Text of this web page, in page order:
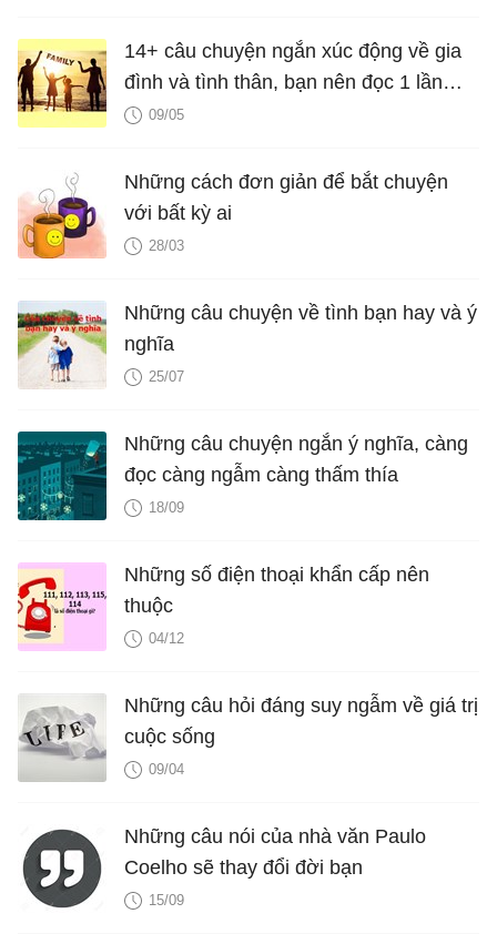
14+ câu chuyện ngắn xúc động về gia
đình và tình thân, bạn nên đọc 1 lần
trong đời
09/05
Những cách đơn giản để bắt chuyện
với bất kỳ ai
28/03
Những câu chuyện về tình bạn hay và ý
nghĩa
25/07
Những câu chuyện ngắn ý nghĩa, càng
đọc càng ngẫm càng thấm thía
18/09
Những số điện thoại khẩn cấp nên
thuộc
04/12
Những câu hỏi đáng suy ngẫm về giá trị
cuộc sống
09/04
Những câu nói của nhà văn Paulo
Coelho sẽ thay đổi đời bạn
15/09